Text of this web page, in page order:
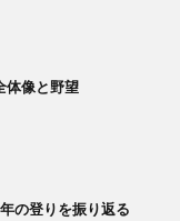
体像と野望
の登りを振り返る